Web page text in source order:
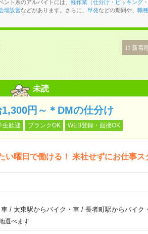
ト系のアルバイトには、 軽作業（仕分け・ピッキング
場設営などがあります。さらに、 単発などの期間や、 職
新着
未読
円～＊DMの仕分け
生歓迎 ブランクOK WEB登録・面接OK
い曜日で働ける！ 来社せずにお仕事ス
/ 太東駅からバイク・車/ 長者町駅からバイク
選べます